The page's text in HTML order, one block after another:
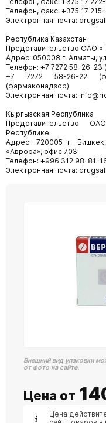
Телефон, факс: +375 17
Электронная почта:
Республика Казахстан
Представительство ОАО
Адрес: 050008 г. Алматы,
Телефон: +7 7272 58-26-23
+7 7272 58-26-22
(фармаконадзор)
Электронная почта:
Кыргызская Республика
Представительство
Республике
Адрес: 720005 г.
«Аврора», офис 703
Телефон: +996 312 98-81-
Электронная почта:
Внешний вид упаковки
от фото на сайте.
Цена от
Цена